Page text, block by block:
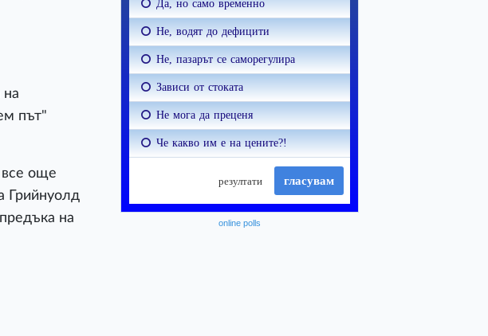
на
път"
все още
Грийнуолд
на
online polls